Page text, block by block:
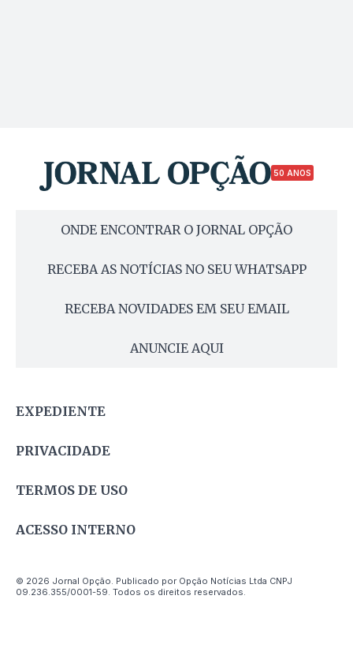
50 ANOS
ONDE ENCONTRAR O JORNAL OPÇÃO
RECEBA AS NOTÍCIAS NO SEU WHATSAPP
RECEBA NOVIDADES EM SEU EMAIL
ANUNCIE AQUI
EXPEDIENTE
PRIVACIDADE
TERMOS DE USO
ACESSO INTERNO
© 2026 Jornal Opção. Publicado por Opção Notícias Ltda CNPJ
09.236.355/0001-59. Todos os direitos reservados.